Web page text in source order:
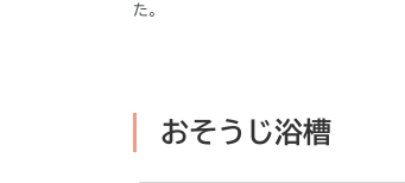
た。
おそうじ浴槽